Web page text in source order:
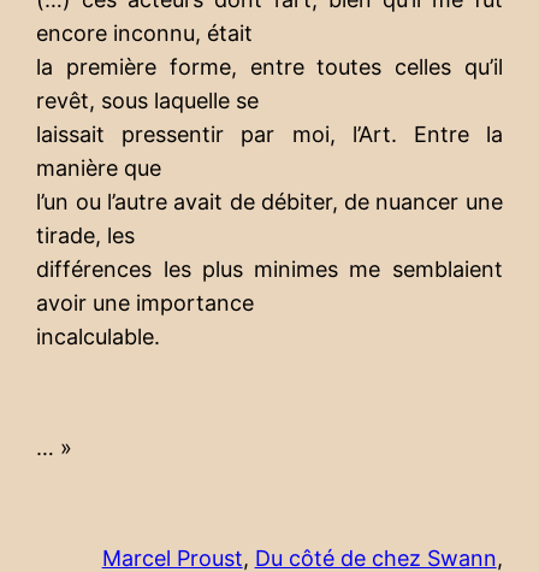
encore inconnu, était
la première forme, entre toutes celles qu’il
revêt, sous laquelle se
laissait pressentir par moi, l’Art. Entre la
manière que
l’un ou l’autre avait de débiter, de nuancer une
tirade, les
différences les plus minimes me semblaient
avoir une importance
incalculable.
… »
Marcel Proust, Du côté de chez Swann,